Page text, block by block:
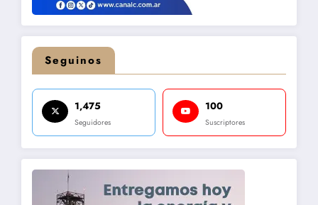
Seguinos
1,475
Seguidores
100
Suscriptores